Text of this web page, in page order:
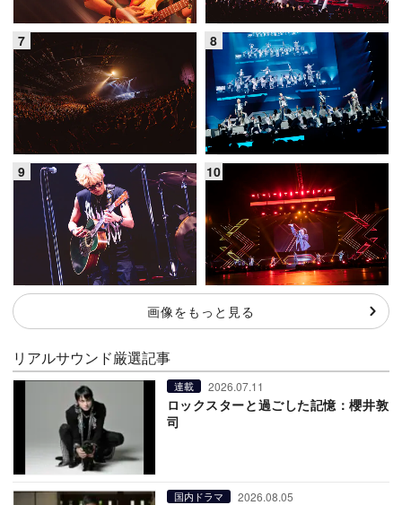
画像をもっと見る
リアルサウンド厳選記事
連載 2026.07.11
ロックスターと過ごした記憶：櫻井敦
司
国内ドラマ 2026.08.05